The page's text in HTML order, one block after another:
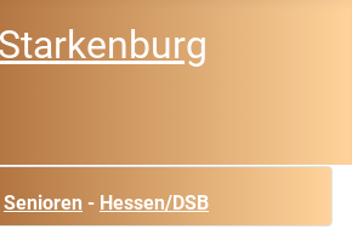
Senioren - Hessen/DSB